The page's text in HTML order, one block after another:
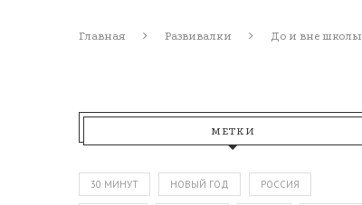
Главная Развивалки До и вне школы
МЕТКИ
30 МИНУТ НОВЫЙ ГОД РОССИЯ